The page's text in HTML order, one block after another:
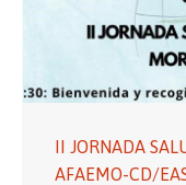
II JORNADA
AFAEMO-CD/